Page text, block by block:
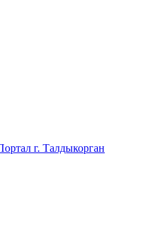
г. Талдыкорган